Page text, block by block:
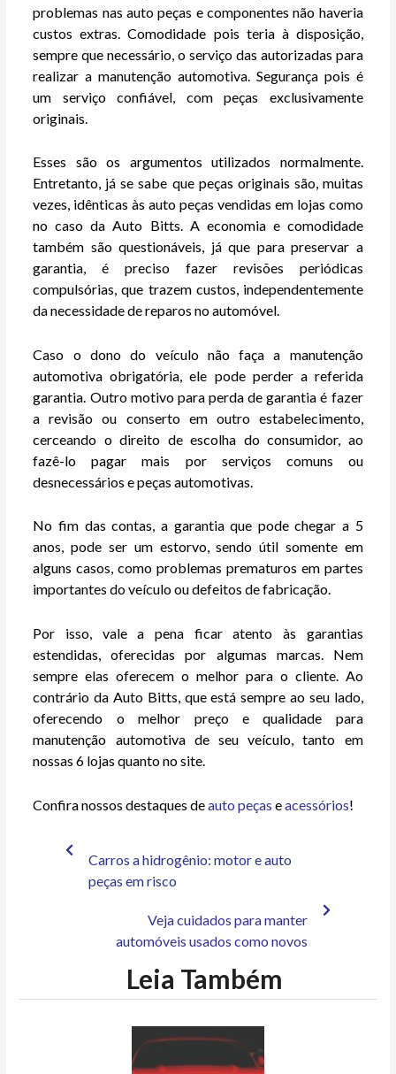
problemas nas auto peças e componentes não haveria
custos extras. Comodidade pois teria à disposição,
sempre que necessário, o serviço das autorizadas para
realizar a manutenção automotiva. Segurança pois é
um serviço confiável, com peças exclusivamente
originais.
Esses são os argumentos utilizados normalmente.
Entretanto, já se sabe que peças originais são, muitas
vezes, idênticas às auto peças vendidas em lojas como
no caso da Auto Bitts. A economia e comodidade
também são questionáveis, já que para preservar a
garantia, é preciso fazer revisões periódicas
compulsórias, que trazem custos, independentemente
da necessidade de reparos no automóvel.
Caso o dono do veículo não faça a manutenção
automotiva obrigatória, ele pode perder a referida
garantia. Outro motivo para perda de garantia é fazer
a revisão ou conserto em outro estabelecimento,
cerceando o direito de escolha do consumidor, ao
fazê-lo pagar mais por serviços comuns ou
desnecessários e peças automotivas.
No fim das contas, a garantia que pode chegar a 5
anos, pode ser um estorvo, sendo útil somente em
alguns casos, como problemas prematuros em partes
importantes do veículo ou defeitos de fabricação.
Por isso, vale a pena ficar atento às garantias
estendidas, oferecidas por algumas marcas. Nem
sempre elas oferecem o melhor para o cliente. Ao
contrário da Auto Bitts, que está sempre ao seu lado,
oferecendo o melhor preço e qualidade para
manutenção automotiva de seu veículo, tanto em
nossas 6 lojas quanto no site.
Confira nossos destaques deauto peças eacessórios!
Carros a hidrogênio: motor e auto
peças em risco
Veja cuidados para manter
automóveis usados como novos
Leia Também